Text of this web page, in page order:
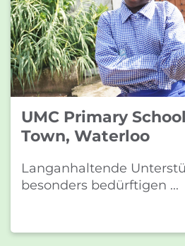
UMC Primary
Town, Waterloo
Langanhaltende
besonders bedürftigen ...